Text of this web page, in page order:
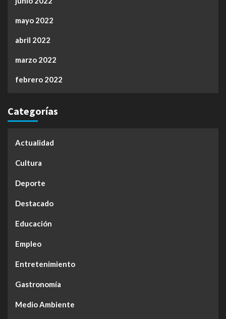
mayo 2022
abril 2022
marzo 2022
febrero 2022
Categorías
Actualidad
Cultura
Deporte
Destacado
Educación
Empleo
Entretenimiento
Gastronomía
Medio Ambiente